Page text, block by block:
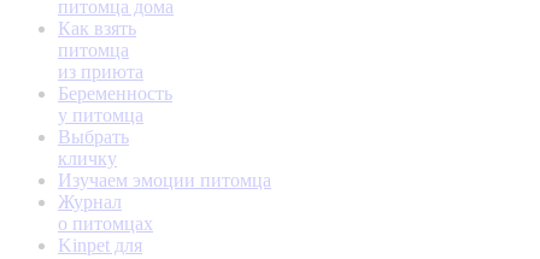
питомца дома
Как взять
питомца
из приюта
Беременность
у питомца
Выбрать
кличку
Изучаем эмоции питомца
Журнал
о питомцах
Kinpet для